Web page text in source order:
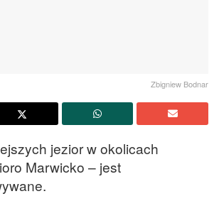
Zbigniew Bodnar
jezior w okolicach
Marwicko – jest